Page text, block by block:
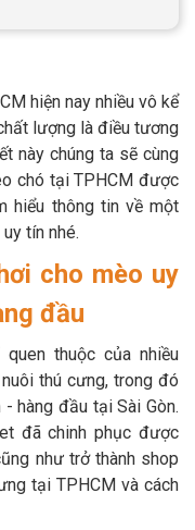
vụ phối giống chó
Thông tin về chó
sách vận chuyển
sách bảo mật
hiện nay nhiều vô kể
lượng là điều tương
này chúng ta sẽ cùng
chó tại TPHCM được
hiểu thông tin về một
tín nhé.
cho mèo uy
đầu
thuộc của nhiều
thú cưng, trong đó
hàng đầu tại Sài Gòn.
đã chinh phục được
như trở thành shop
tại TPHCM và cách